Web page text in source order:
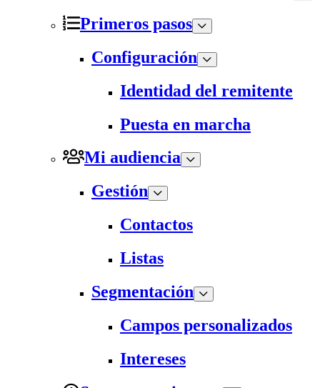
Primeros pasos
Configuración
Identidad del remitente
Puesta en marcha
Mi audiencia
Gestión
Contactos
Listas
Segmentación
Campos personalizados
Intereses